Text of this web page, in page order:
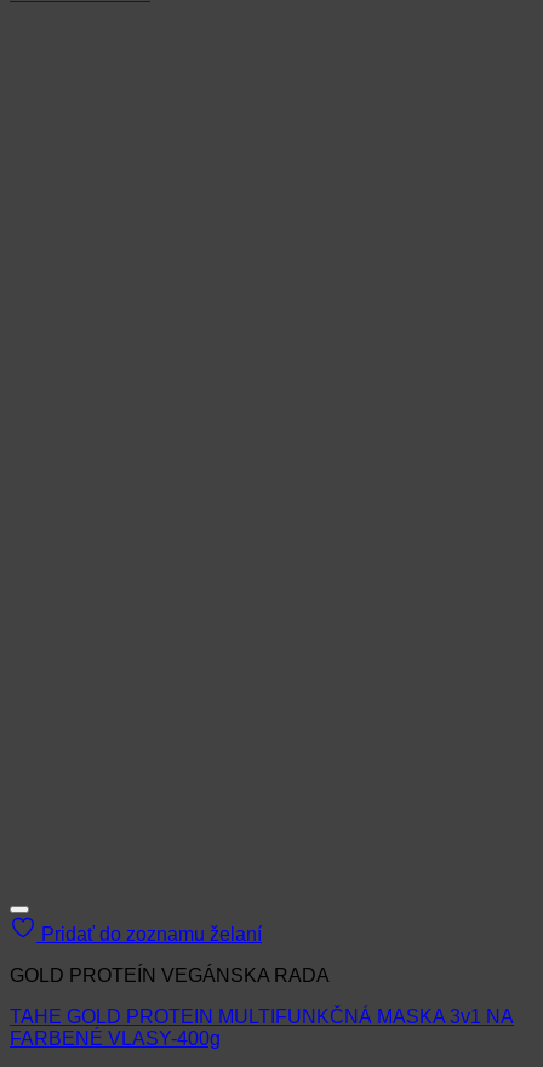
Pridať do zoznamu želaní
GOLD PROTEÍN VEGÁNSKA RADA
TAHE GOLD PROTEIN MULTIFUNKČNÁ MASKA 3v1 NA
FARBENÉ VLASY-400g